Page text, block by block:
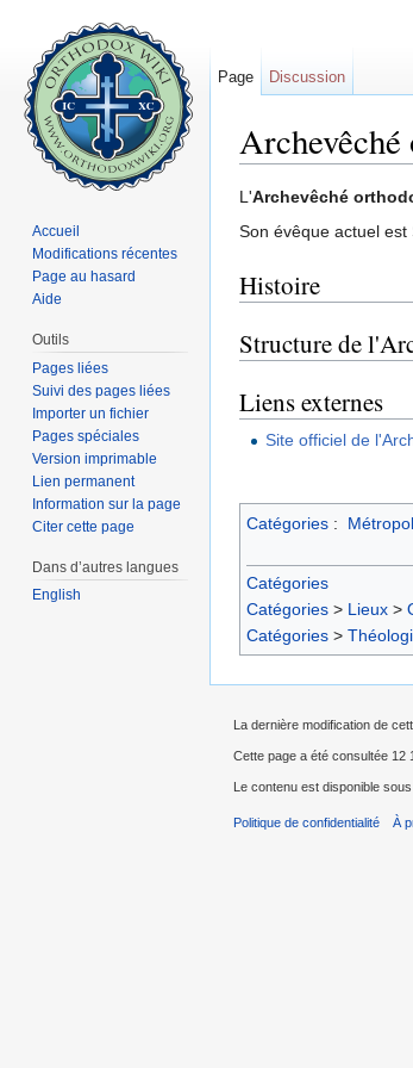
L'Archevêché
Son évêque actuel
Histoire
Structure de
Liens externes
Site officiel de
Catégories :
Catégories
Catégories > Lieux >
Catégories >
Page Discussion
Accueil
Modifications récentes
Page au hasard
Aide
Outils
Pages liées
Suivi des pages liées
Importer un fichier
Pages spéciales
Version imprimable
Lien permanent
Information sur la page
Citer cette page
Dans d’autres langues
English
La dernière modification de
Cette page a été consultée 12
Le contenu est disponible
Politique de confidentialité À